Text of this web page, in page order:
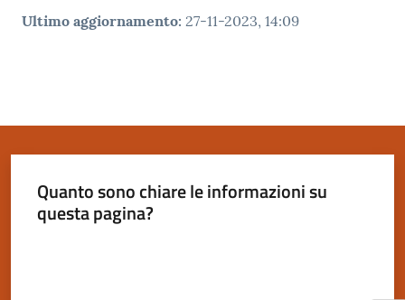
Ultimo aggiornamento: 27-11-2023, 14:09
Quanto sono chiare le informazioni su
questa pagina?